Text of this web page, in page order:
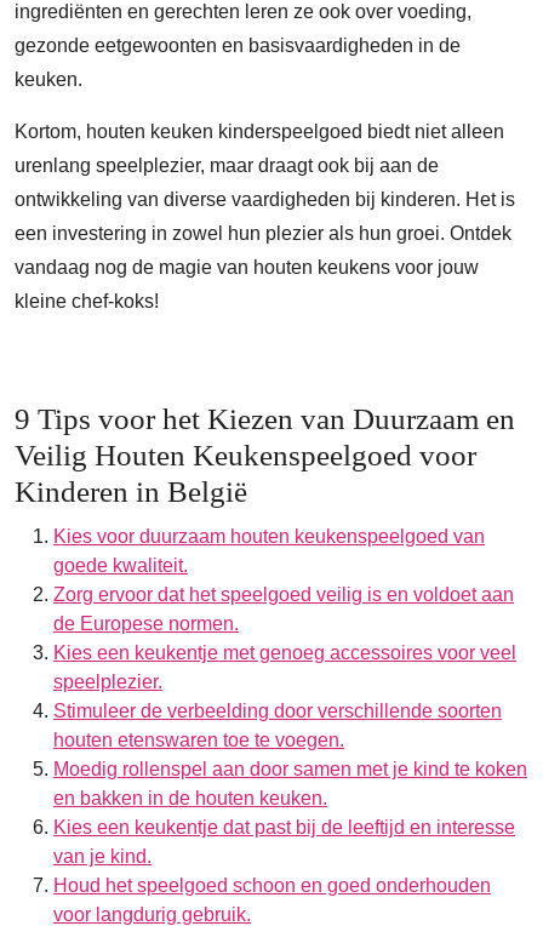
ingrediënten en gerechten leren ze ook over voeding,
gezonde eetgewoonten en basisvaardigheden in de
keuken.
Kortom, houten keuken kinderspeelgoed biedt niet alleen
urenlang speelplezier, maar draagt ook bij aan de
ontwikkeling van diverse vaardigheden bij kinderen. Het is
een investering in zowel hun plezier als hun groei. Ontdek
vandaag nog de magie van houten keukens voor jouw
kleine chef-koks!
9 Tips voor het Kiezen van Duurzaam en
Veilig Houten Keukenspeelgoed voor
Kinderen in België
Kies voor duurzaam houten keukenspeelgoed van
goede kwaliteit.
Zorg ervoor dat het speelgoed veilig is en voldoet aan
de Europese normen.
Kies een keukentje met genoeg accessoires voor veel
speelplezier.
Stimuleer de verbeelding door verschillende soorten
houten etenswaren toe te voegen.
Moedig rollenspel aan door samen met je kind te koken
en bakken in de houten keuken.
Kies een keukentje dat past bij de leeftijd en interesse
van je kind.
Houd het speelgoed schoon en goed onderhouden
voor langdurig gebruik.